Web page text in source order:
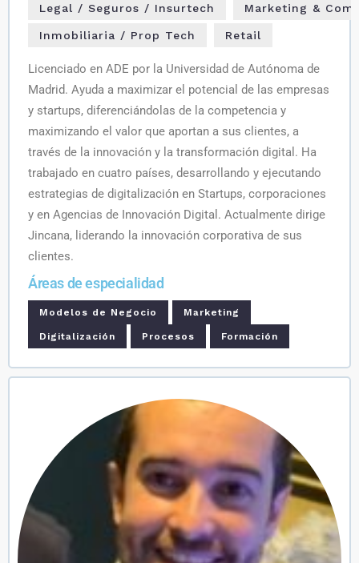
Legal / Seguros / Insurtech Marketing &
Inmobiliaria / Prop Tech Retail
Licenciado en ADE por la Universidad de Autónoma de
Madrid. Ayuda a maximizar el potencial de las empresas
y startups, diferenciándolas de la competencia y
maximizando el valor que aportan a sus clientes, a
través de la innovación y la transformación digital. Ha
trabajado en cuatro países, desarrollando y ejecutando
estrategias de digitalización en Startups, corporaciones
y en Agencias de Innovación Digital. Actualmente dirige
Jincana, liderando la innovación corporativa de sus
clientes.
Áreas de especialidad
Modelos de Negocio Marketing
Digitalización Procesos Formación